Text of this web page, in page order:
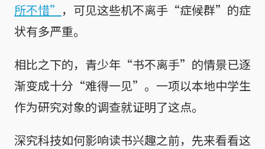
所不惜” ，可见这些机不离手“症候群”的症
状有多严重。
相比之下的，青少年“书不离手”的情景已逐
渐变成十分“难得一见”。一项以本地中学生
作为研究对象的调查就证明了这点。
深究科技如何影响读书兴趣之前，先来看看这